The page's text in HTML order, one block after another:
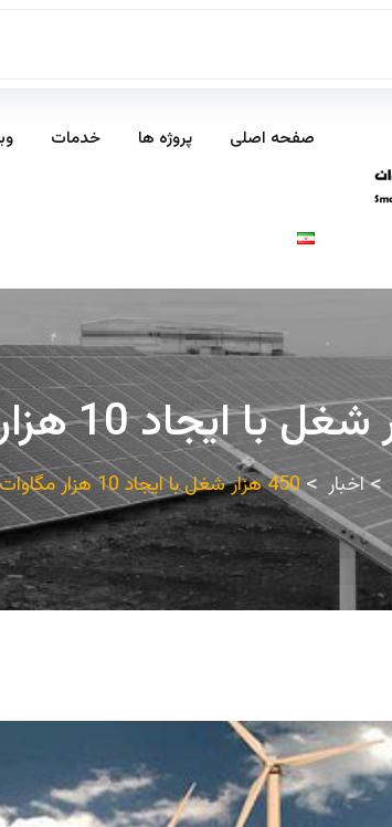
صفحه اصلی پروژه ها خدمات
اخبار 450 هزار شغل با ایجاد 10 هزار مگاوات انرژی تجدیدپذیر